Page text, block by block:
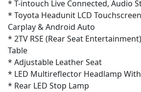
* T-intouch Live Connected, Audio
* Toyota Headunit LCD
Carplay & Android Auto
* 2TV RSE (Rear Seat
Table
* Adjustable Leather Seat
* LED Multireflector Headlamp With
* Rear LED Stop Lamp